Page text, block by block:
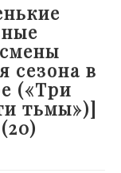
сезона в
(«Три
тьмы»)]